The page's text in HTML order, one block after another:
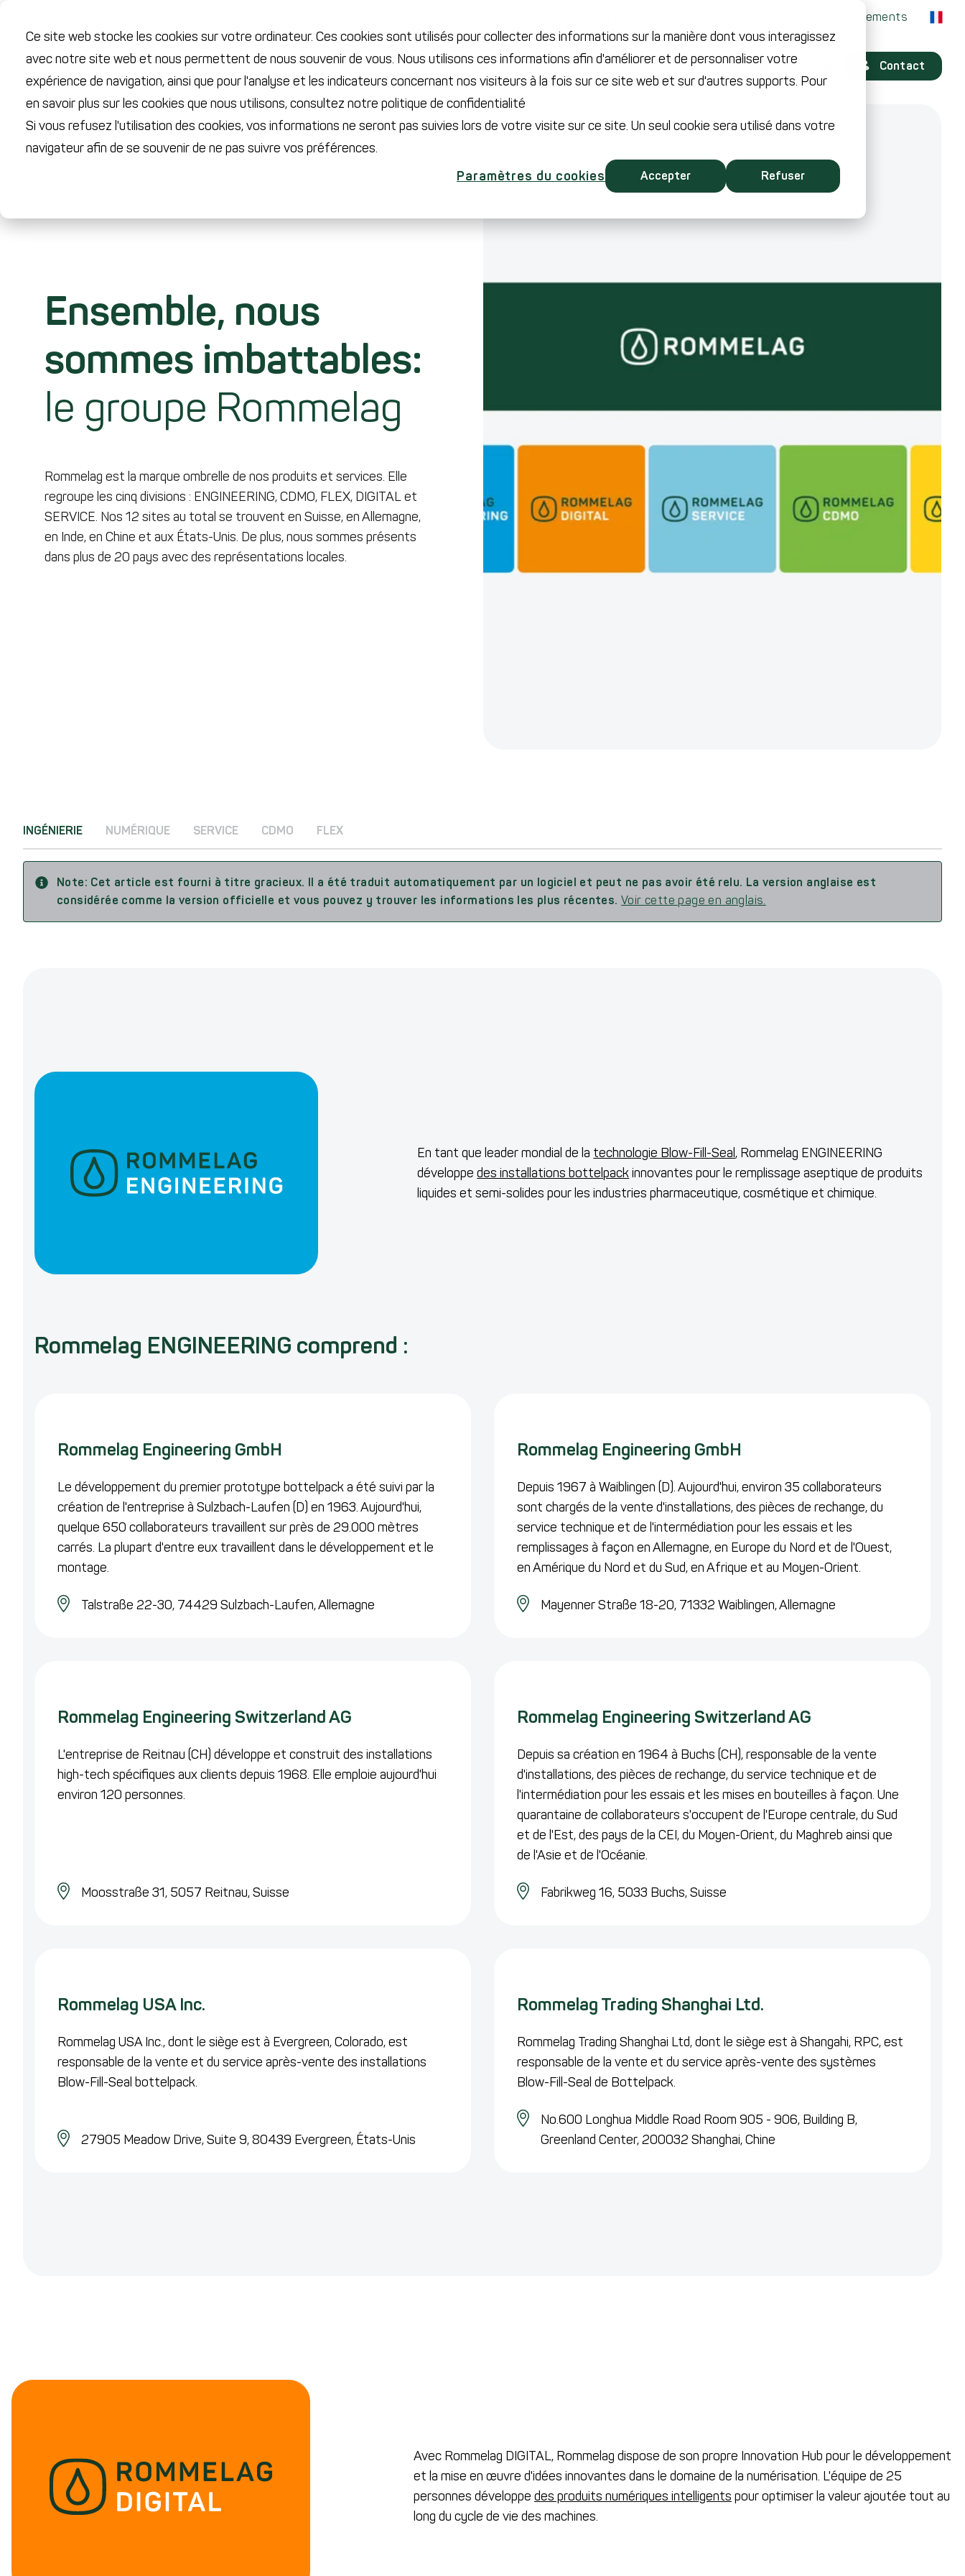
Ce site web stocke les cookies sur votre ordinateur. Ces cookies sont utilisés pour collecter des informations sur la manière dont vous interagissez
avec notre site web et nous permettent de nous souvenir de vous. Nous utilisons ces informations afin d'améliorer et de personnaliser votre
expérience de navigation, ainsi que pour l'analyse et les indicateurs concernant nos visiteurs à la fois sur ce site web et sur d'autres supports. Pour
en savoir plus sur les cookies que nous utilisons, consultez notre politique de confidentialité
Si vous refusez l'utilisation des cookies, vos informations ne seront pas suivies lors de votre visite sur ce site. Un seul cookie sera utilisé dans votre
navigateur afin de se souvenir de ne pas suivre vos préférences.
Paramètres du cookies
Accepter Refuser
Nouvelles et événements
Technologie CDMO Secteurs Services Rommelag Groupe Contact
Ensemble, nous
sommes imbattables:
le groupe Rommelag
Rommelag est la marque ombrelle de nos produits et services. Elle
regroupe les cinq divisions : ENGINEERING, CDMO, FLEX, DIGITAL et
SERVICE. Nos 12 sites au total se trouvent en Suisse, en Allemagne,
en Inde, en Chine et aux États-Unis. De plus, nous sommes présents
dans plus de 20 pays avec des représentations locales.
INGÉNIERIE NUMÉRIQUE SERVICE CDMO FLEX
Note: Cet article est fourni à titre gracieux. Il a été traduit automatiquement par un logiciel et peut ne pas avoir été relu. La version anglaise est
considérée comme la version officielle et vous pouvez y trouver les informations les plus récentes. Voir cette page en anglais.
En tant que leader mondial de la technologie Blow-Fill-Seal, Rommelag ENGINEERING
développedes installations bottelpackinnovantes pour le remplissage aseptique de produits
liquides et semi-solides pour les industries pharmaceutique, cosmétique et chimique.
Rommelag ENGINEERING comprend :
Rommelag Engineering GmbH
Le développement du premier prototype bottelpack a été suivi par la
création de l'entreprise à Sulzbach-Laufen (D) en 1963. Aujourd'hui,
quelque 650 collaborateurs travaillent sur près de 29.000 mètres
carrés. La plupart d'entre eux travaillent dans le développement et le
montage.
Talstraße 22-30, 74429 Sulzbach-Laufen,Allemagne
Rommelag Engineering GmbH
Depuis 1967 à Waiblingen (D). Aujourd'hui, environ 35 collaborateurs
sont chargés de la vente d'installations, des pièces de rechange, du
service technique et de l'intermédiation pour les essais et les
remplissages à façon en Allemagne, en Europe du Nord et de l'Ouest,
en Amérique du Nord et du Sud, en Afrique et au Moyen-Orient.
Mayenner Straße 18-20, 71332 Waiblingen,Allemagne
Rommelag Engineering Switzerland AG
L'entreprise de Reitnau (CH) développe et construit des installations
high-tech spécifiques aux clients depuis 1968. Elle emploie aujourd'hui
environ 120 personnes.
Moosstraße 31, 5057 Reitnau,Suisse
Rommelag Engineering Switzerland AG
Depuis sa création en 1964 à Buchs (CH), responsable de la vente
d'installations, des pièces de rechange, du service technique et de
l'intermédiation pour les essais et les mises en bouteilles à façon. Une
quarantaine de collaborateurs s'occupent de l'Europe centrale, du Sud
et de l'Est, des pays de la CEI, du Moyen-Orient, du Maghreb ainsi que
de l'Asie et de l'Océanie.
Fabrikweg 16, 5033 Buchs,Suisse
Rommelag USA Inc.
Rommelag USA Inc., dont le siège est à Evergreen, Colorado, est
responsable de la vente et du service après-vente des installations
Blow-Fill-Seal bottelpack.
27905 Meadow Drive, Suite 9,80439 Evergreen, États-Unis
Rommelag Trading Shanghai Ltd.
Rommelag Trading Shanghai Ltd, dont le siège est à Shangahi, RPC, est
responsable de la vente et du service après-vente des systèmes
Blow-Fill-Seal de Bottelpack.
No.600 Longhua Middle Road Room 905 - 906, Building B,
Greenland Center,200032 Shanghai,Chine
Avec Rommelag DIGITAL, Rommelag dispose de son propre Innovation Hub pour le développement
et la mise en œuvre d'idées innovantes dans le domaine de la numérisation. L'équipe de 25
personnes développe des produits numériques intelligents pour optimiser la valeur ajoutée tout au
long du cycle de vie des machines.